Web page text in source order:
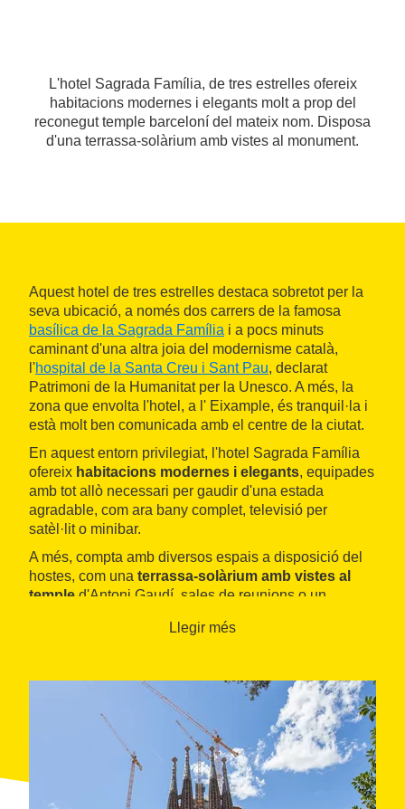
L'hotel Sagrada Família, de tres estrelles ofereix
habitacions modernes i elegants molt a prop del
reconegut temple barceloní del mateix nom. Disposa
d'una terrassa-solàrium amb vistes al monument.
Aquest hotel de tres estrelles destaca sobretot per la
seva ubicació, a només dos carrers de la famosa
basílica de la Sagrada Família i a pocs minuts
caminant d'una altra joia del modernisme català,
l'hospital de la Santa Creu i Sant Pau, declarat
Patrimoni de la Humanitat per la Unesco. A més, la
zona que envolta l'hotel, a l' Eixample, és tranquil·la i
està molt ben comunicada amb el centre de la ciutat.
En aquest entorn privilegiat, l'hotel Sagrada Família
ofereix habitacions modernes i elegants, equipades
amb tot allò necessari per gaudir d'una estada
agradable, com ara bany complet, televisió per
satèl·lit o minibar.
A més, compta amb diversos espais a disposició del
hostes, com una terrassa-solàrium amb vistes al
temple d'Antoni Gaudí, sales de reunions o un
només cinquanta metres de l'hotel es troba un club
Llegir més